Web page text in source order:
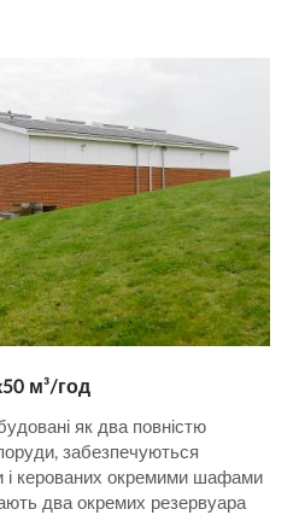
м³/год
як два повністю
забезпечуються
і керованих окремими шафами
два окремих резервуара